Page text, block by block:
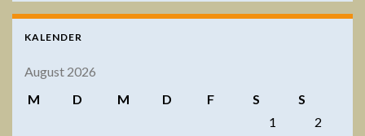
KALENDER
August 2026
M
D M D F S
S
1
2